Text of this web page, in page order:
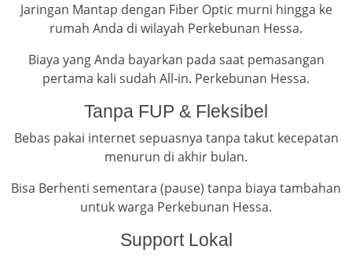
Jaringan Mantap dengan Fiber Optic murni hingga ke
rumah Anda di wilayah Perkebunan Hessa.
Biaya yang Anda bayarkan pada saat pemasangan
pertama kali sudah All-in. Perkebunan Hessa.
Tanpa FUP & Fleksibel
Bebas pakai internet sepuasnya tanpa takut kecepatan
menurun di akhir bulan.
Bisa Berhenti sementara (pause) tanpa biaya tambahan
untuk warga Perkebunan Hessa.
Support Lokal